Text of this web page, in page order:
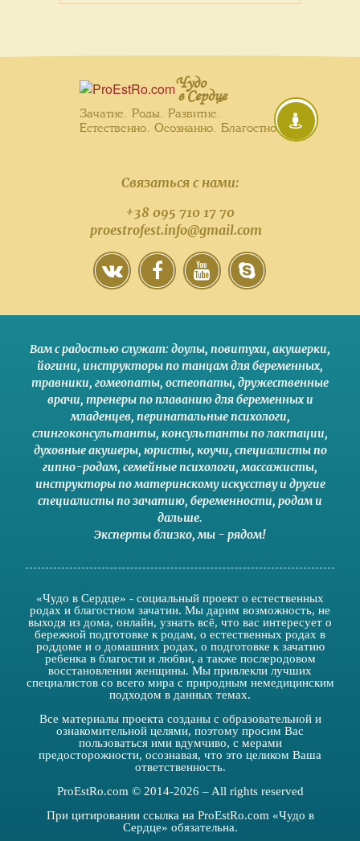
Чудо
в Сердце
Зачатие. Роды. Развитие.
Естественно. Осознанно. Благостно.
Связаться с нами:
+38 095 710 17 70
proestrofest.info@gmail.com
Вам с радостью служат:доулы, повитухи, акушерки,
йогини, инструкторы по танцам для беременных,
травники, гомеопаты, остеопаты, дружественные
врачи, тренеры по плаванию для беременных и
младенцев, перинатальные психологи,
слингоконсультанты, консультанты по лактации,
духовные акушеры, юристы, коучи, специалисты по
гипно-родам, семейные психологи,массажисты,
инструкторы по материнскому искусствуи другие
специалисты по зачатию, беременности, родами
дальше.
Эксперты близко,мы - рядом!
«Чудо в Сердце» - социальный проект о естественных
родах и благостном зачатии. Мы дарим возможность, не
выходя из дома, онлайн, узнать всё, что вас интересует о
бережной подготовке к родам, о естественных родах в
роддоме и о домашних родах, о подготовке к зачатию
ребенка в благости и любви, а также послеродовом
восстановлении женщины. Мы привлекли лучших
специалистов со всего мира с природным немедицинским
подходом в данных темах.
Все материалы проекта созданы с образовательной и
ознакомительной целями, поэтому просим Вас
пользоваться ими вдумчиво, с мерами
предосторожности, осознавая, что это целиком Ваша
ответственность.
ProEstRo.com © 2014-2026 – All rights reserved
При цитировании ссылка на ProEstRo.com «Чудо в
Сердце» обязательна.